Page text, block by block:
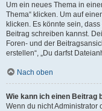
Um ein neues Thema in
Thema“ klicken. Um auf
klicken. Es könnte sein,
Beitrag schreiben kannst.
Foren- und der
erstellen“, „Du darfst
Nach oben
Wie kann ich einen Beitrag
Wenn du nicht Administrator